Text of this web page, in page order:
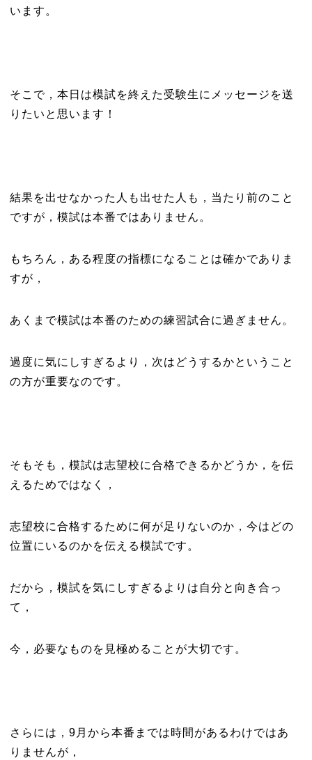
います。
そこで，本日は模試を終えた受験生にメッセージを送
りたいと思います！
結果を出せなかった人も出せた人も，当たり前のこと
ですが，模試は本番ではありません。
もちろん，ある程度の指標になることは確かでありま
すが，
あくまで模試は本番のための練習試合に過ぎません。
過度に気にしすぎるより，次はどうするかということ
の方が重要なのです。
そもそも，模試は志望校に合格できるかどうか，を伝
えるためではなく，
志望校に合格するために何が足りないのか，今はどの
位置にいるのかを伝える模試です。
だから，模試を気にしすぎるよりは自分と向き合っ
て，
今，必要なものを見極めることが大切です。
さらには，9月から本番までは時間があるわけではあ
りませんが，